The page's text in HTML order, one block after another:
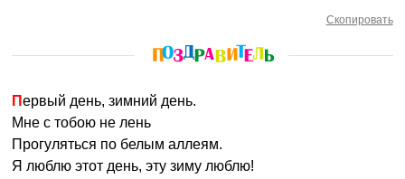
Скопировать
Первый день, зимний день.
Мне с тобою не лень
Прогуляться по белым аллеям.
Я люблю этот день, эту зиму люблю!